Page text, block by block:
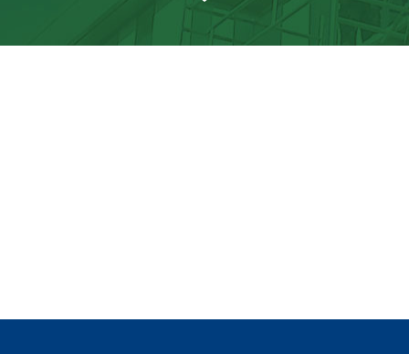
uitgevoerd.
Graag verwijzen wij u dan ook naar onderstaande
worden.